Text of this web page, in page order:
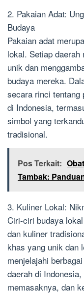
2. Pakaian Adat:
Budaya
Pakaian adat
lokal. Setiap
unik dan
budaya mereka.
secara rinci tentang
di Indonesia,
simbol yang
tradisional.
Pos Terkait:
Tambak:
3. Kuliner Lokal:
Ciri-ciri budaya
dan kuliner
khas yang unik dan
menjelajahi
daerah di
memasaknya, dan